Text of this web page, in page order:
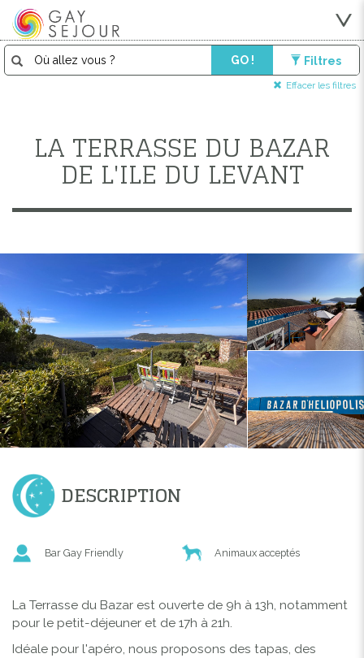
GO ! Filtres
Effacer les filtres
LA TERRASSE DU BAZAR
DE L'ILE DU LEVANT
DESCRIPTION
Bar Gay Friendly Animaux acceptés
La Terrasse du Bazar est ouverte de 9h à 13h, notamment
pour le petit-déjeuner et de 17h à 21h.
Idéale pour l'apéro, nous proposons des tapas, des